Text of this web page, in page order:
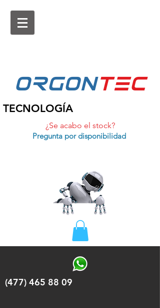
ORGONtEc
TECNOLOGÍA
¿Se acabo el stock?
Pregunta por disponibilidad
(477) 465 88 09